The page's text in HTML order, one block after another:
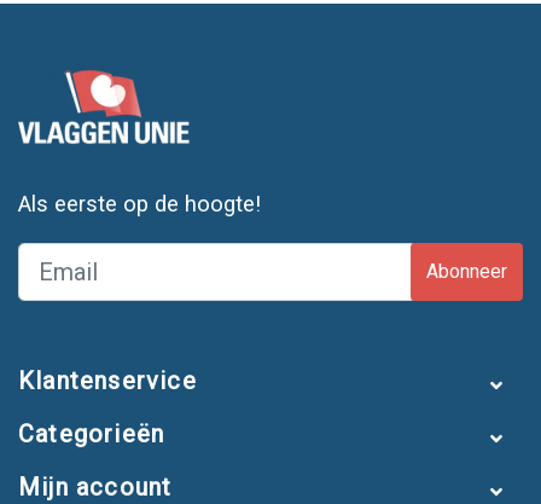
Als eerste op de hoogte!
Abonneer
Klantenservice
Categorieën
Mijn account